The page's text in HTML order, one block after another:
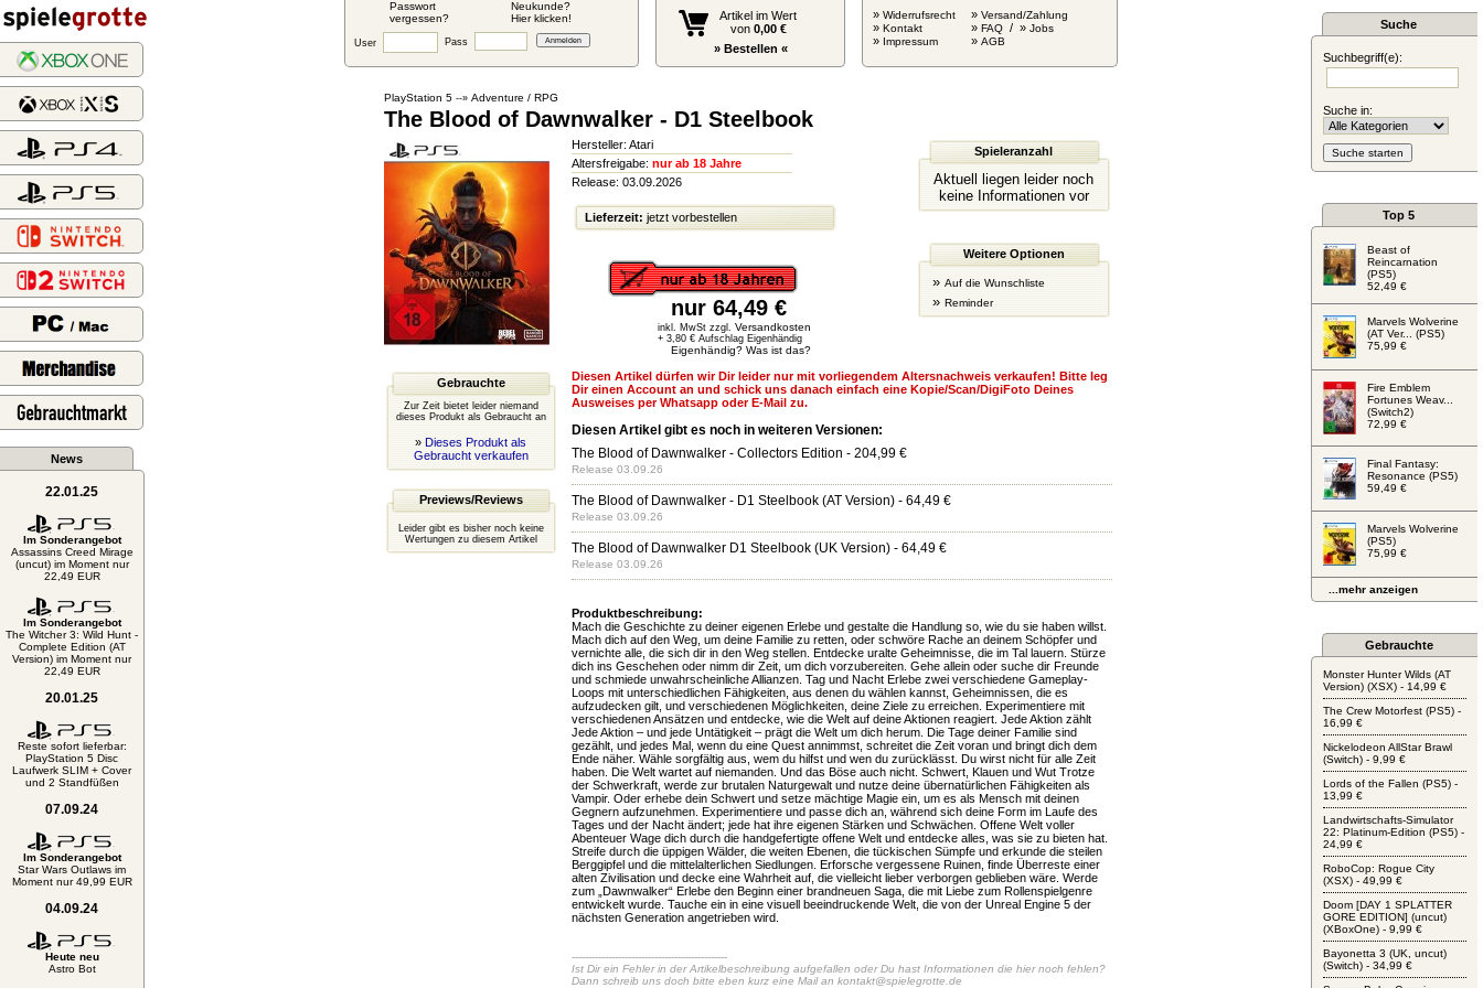
Passwort
vergessen?
Neukunde?
Hier klicken!
User Pass
Artikel im Wert
von 0,00 €
» Bestellen «
» Widerrufsrecht
» Kontakt
» Impressum
» Versand/Zahlung
» FAQ / » Jobs
» AGB
News
22.01.25
Im Sonderangebot
Assassins Creed Mirage
(uncut) im Moment nur
22,49 EUR
Im Sonderangebot
The Witcher 3: Wild Hunt -
Complete Edition (AT
Version) im Moment nur
22,49 EUR
20.01.25
Reste sofort lieferbar:
PlayStation 5 Disc
Laufwerk SLIM + Cover
und 2 Standfüßen
07.09.24
Im Sonderangebot
Star Wars Outlaws im
Moment nur 49,99 EUR
04.09.24
Heute neu
Astro Bot
PlayStation 5--» Adventure / RPG
The Blood of Dawnwalker - D1 Steelbook
Hersteller: Atari
Altersfreigabe: nur ab 18 Jahre
Release: 03.09.2026
Lieferzeit: jetzt vorbestellen
nur 64,49 €
inkl. MwSt zzgl. Versandkosten
+ 3,80 € Aufschlag Eigenhändig
Eigenhändig? Was ist das?
Spieleranzahl
Aktuell liegen leider noch
keine Informationen vor
Weitere Optionen
» Auf die Wunschliste
» Reminder
Gebrauchte
Zur Zeit bietet leider niemand
dieses Produkt als Gebraucht an
» Dieses Produkt als
Gebraucht verkaufen
Previews/Reviews
Leider gibt es bisher noch keine
Wertungen zu diesem Artikel
Diesen Artikel dürfen wir Dir leider nur mit vorliegendem Altersnachweis verkaufen! Bitte leg
Dir einen Account an und schick uns danach einfach eine Kopie/Scan/DigiFoto Deines
Ausweises per Whatsapp oder E-Mail zu.
Diesen Artikel gibt es noch in weiteren Versionen:
The Blood of Dawnwalker - Collectors Edition - 204,99 €
Release 03.09.26
The Blood of Dawnwalker - D1 Steelbook (AT Version)- 64,49 €
Release 03.09.26
The Blood of Dawnwalker D1 Steelbook (UK Version)- 64,49 €
Release 03.09.26
Produktbeschreibung:
Mach die Geschichte zu deiner eigenen Erlebe und gestalte die Handlung so, wie du sie haben willst.
Mach dich auf den Weg, um deine Familie zu retten, oder schwöre Rache an deinem Schöpfer und
vernichte alle, die sich dir in den Weg stellen. Entdecke uralte Geheimnisse, die im Tal lauern. Stürze
dich ins Geschehen oder nimm dir Zeit, um dich vorzubereiten. Gehe allein oder suche dir Freunde
und schmiede unwahrscheinliche Allianzen. Tag und Nacht Erlebe zwei verschiedene Gameplay-
Loops mit unterschiedlichen Fähigkeiten, aus denen du wählen kannst, Geheimnissen, die es
aufzudecken gilt, und verschiedenen Möglichkeiten, deine Ziele zu erreichen. Experimentiere mit
verschiedenen Ansätzen und entdecke, wie die Welt auf deine Aktionen reagiert. Jede Aktion zählt
Jede Aktion – und jede Untätigkeit – prägt die Welt um dich herum. Die Tage deiner Familie sind
gezählt, und jedes Mal, wenn du eine Quest annimmst, schreitet die Zeit voran und bringt dich dem
Ende näher. Wähle sorgfältig aus, wem du hilfst und wen du zurücklässt. Du wirst nicht für alle Zeit
haben. Die Welt wartet auf niemanden. Und das Böse auch nicht. Schwert, Klauen und Wut Trotze
der Schwerkraft, werde zur brutalen Naturgewalt und nutze deine übernatürlichen Fähigkeiten als
Vampir. Oder erhebe dein Schwert und setze mächtige Magie ein, um es als Mensch mit deinen
Gegnern aufzunehmen. Experimentiere und passe dich an, während sich deine Form im Laufe des
Tages und der Nacht ändert; jede hat ihre eigenen Stärken und Schwächen. Offene Welt voller
Abenteuer Wage dich durch die handgefertigte offene Welt und entdecke alles, was sie zu bieten hat.
Streife durch die üppigen Wälder, die weiten Ebenen, die tückischen Sümpfe und erkunde die steilen
Berggipfel und die mittelalterlichen Siedlungen. Erforsche vergessene Ruinen, finde Überreste einer
alten Zivilisation und decke eine Wahrheit auf, die vielleicht lieber verborgen geblieben wäre. Werde
zum „Dawnwalker“ Erlebe den Beginn einer brandneuen Saga, die mit Liebe zum Rollenspielgenre
entwickelt wurde. Tauche ein in eine visuell beeindruckende Welt, die von der Unreal Engine 5 der
nächsten Generation angetrieben wird.
-----------------------------------------------
Ist Dir ein Fehler in der Artikelbeschreibung aufgefallen oder Du hast Informationen die hier noch fehlen?
Dann schreib uns doch bitte eben kurz eine Mail an kontakt@spielegrotte.de
Suche
Suchbegriff(e):
Suche in:
Top 5
Beast of
Reincarnation
(PS5)
52,49 €
Marvels Wolverine
(AT Ver... (PS5)
75,99 €
Fire Emblem
Fortunes Weav...
(Switch2)
72,99 €
Final Fantasy:
Resonance (PS5)
59,49 €
Marvels Wolverine
(PS5)
75,99 €
...mehr anzeigen
Gebrauchte
Monster Hunter Wilds (AT
Version) (XSX) - 14,99 €
The Crew Motorfest (PS5) -
16,99 €
Nickelodeon AllStar Brawl
(Switch) - 9,99 €
Lords of the Fallen (PS5) -
13,99 €
Landwirtschafts-Simulator
22: Platinum-Edition (PS5) -
24,99 €
RoboCop: Rogue City
(XSX) - 49,99 €
Doom [DAY 1 SPLATTER
GORE EDITION] (uncut)
(XBoxOne) - 9,99 €
Bayonetta 3 (UK, uncut)
(Switch) - 34,99 €